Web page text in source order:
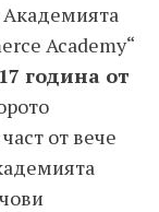
Academy“
година от
от вече